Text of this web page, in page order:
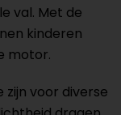
val. Met de
kinderen
motor.
voor diverse